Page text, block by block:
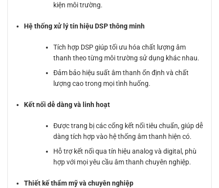
kiện môi trường.
Hệ thống xử lý tín hiệu DSP thông minh
Tích hợp DSP giúp tối ưu hóa chất lượng âm
thanh theo từng môi trường sử dụng khác nhau.
Đảm bảo hiệu suất âm thanh ổn định và chất
lượng cao trong mọi tình huống.
Kết nối dễ dàng và linh hoạt
Được trang bị các cổng kết nối tiêu chuẩn, giúp dễ
dàng tích hợp vào hệ thống âm thanh hiện có.
Hỗ trợ kết nối qua tín hiệu analog và digital, phù
hợp với mọi yêu cầu âm thanh chuyên nghiệp.
Thiết kế thẩm mỹ và chuyên nghiệp